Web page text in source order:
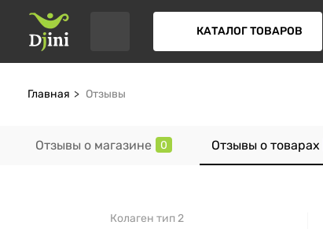
КАТАЛОГ ТОВАРОВ
Главная Отзывы
Отзывы о магазине 0 Отзывы о товарах
Колаген тип 2